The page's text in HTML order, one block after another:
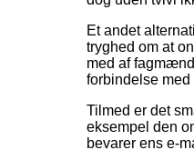
Et andet
tryghed om at
med af
forbindelse med
Tilmed er det
eksempel den
bevarer ens e-